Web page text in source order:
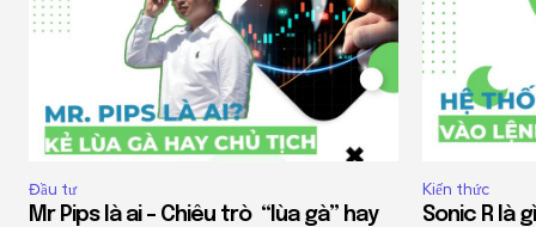
Đầu tư
Mr Pips là ai – Chiêu trò “lùa gà” hay
Kiến thức
Sonic R là